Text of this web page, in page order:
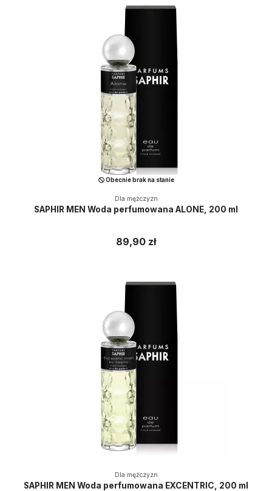
Obecnie brak na stanie
Dla mężczyzn
SAPHIR MEN Woda perfumowana ALONE, 200 ml
89,90 zł
Dla mężczyzn
SAPHIR MEN Woda perfumowana EXCENTRIC, 200 ml